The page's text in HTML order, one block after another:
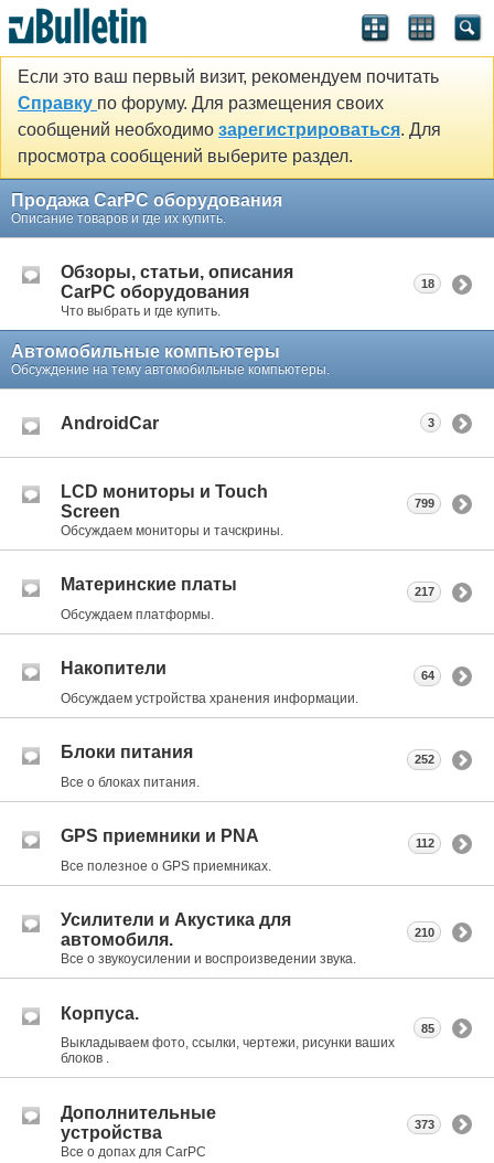
Если это ваш первый визит, рекомендуем почитать
Справку по форуму. Для размещения своих
сообщений необходимо зарегистрироваться. Для
просмотра сообщений выберите раздел.
Продажа CarPC оборудования
Описание товаров и где их купить.
Обзоры, статьи, описания
CarPC оборудования
Что выбрать и где купить.
18
Автомобильные компьютеры
Обсуждение на тему автомобильные компьютеры.
AndroidCar 3
LCD мониторы и Touch
Screen
Обсуждаем мониторы и тачскрины.
799
Материнские платы
Обсуждаем платформы.
217
Накопители
Обсуждаем устройства хранения информации.
64
Блоки питания
Все о блоках питания.
252
GPS приемники и PNA
Все полезное о GPS приемниках.
112
Усилители и Акустика для
автомобиля.
Все о звукоусилении и воспроизведении звука.
210
Корпуса.
Выкладываем фото, ссылки, чертежи, рисунки ваших
блоков .
85
Дополнительные
устройства
Все о допах для CarPC
373